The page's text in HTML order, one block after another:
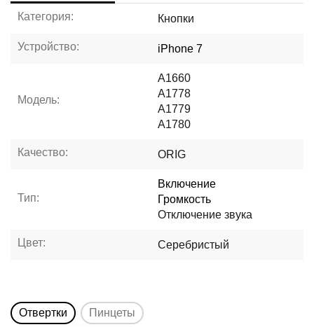
Категория: Кнопки
Устройство: iPhone 7
Модель:
A1660
A1778
A1779
A1780
Качество: ORIG
Тип:
Включение
Громкость
Отключение звука
Цвет: Серебристый
Отвертки Пинцеты